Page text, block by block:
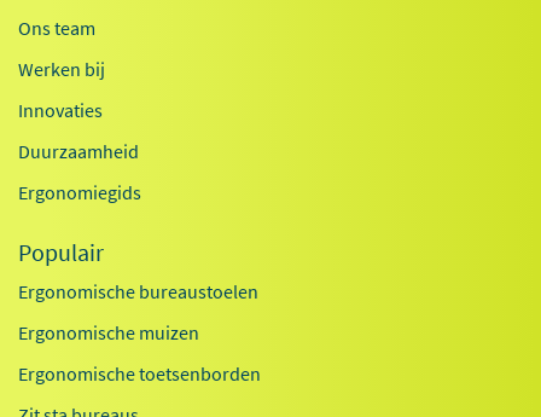
Ons team
Werken bij
Innovaties
Duurzaamheid
Ergonomiegids
Populair
Ergonomische bureaustoelen
Ergonomische muizen
Ergonomische toetsenborden